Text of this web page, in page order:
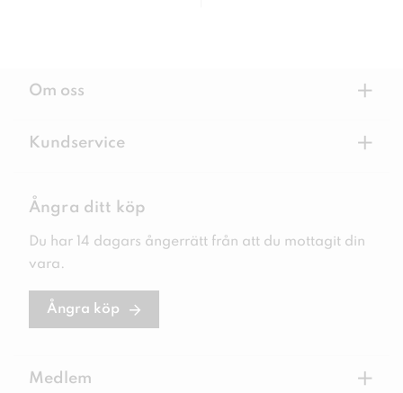
Om oss +
Kundservice +
Ångra ditt köp
Du har 14 dagars ångerrätt från att du mottagit din
vara.
Ångra köp
Medlem +